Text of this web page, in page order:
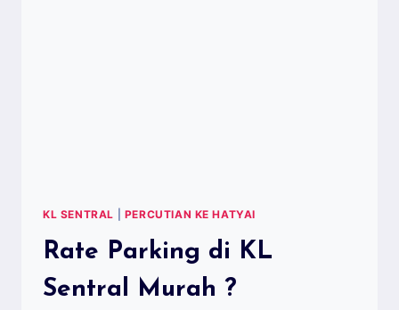
KL SENTRAL PERCUTIAN KE HATYAI
Rate Parking di KL
Sentral Murah ?